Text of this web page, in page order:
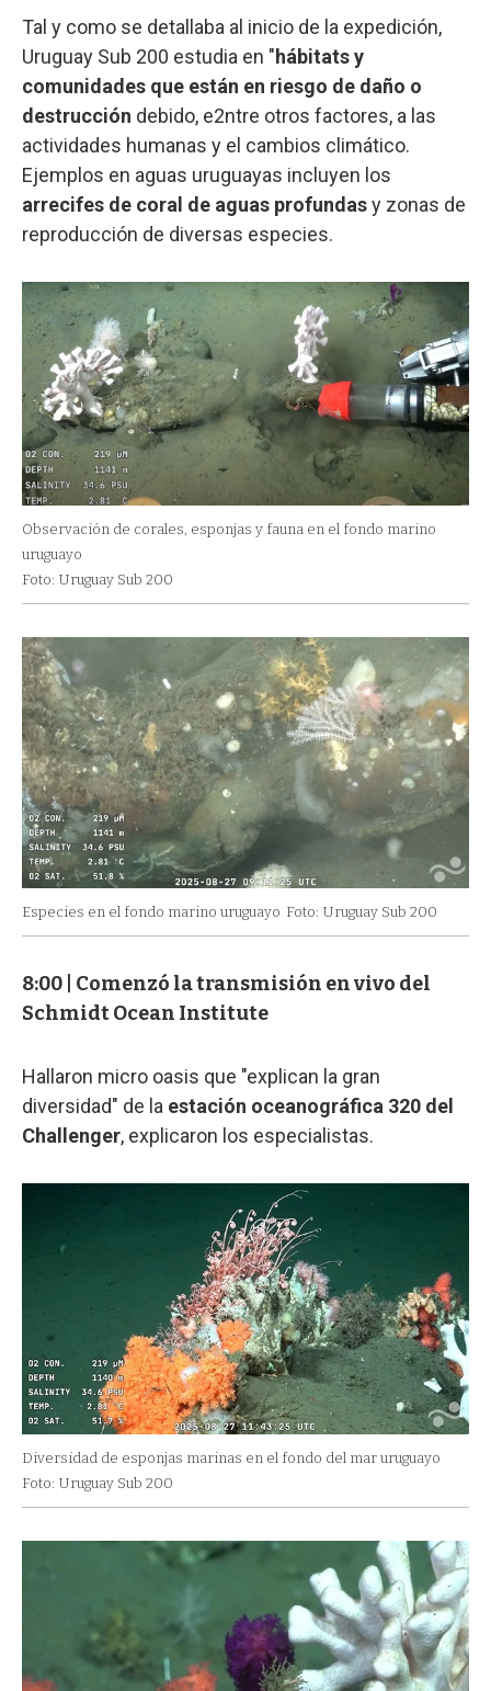
Tal y como se detallaba al inicio de la expedición,
Uruguay Sub 200 estudia en "hábitats y
comunidades que están en riesgo de daño o
destrucción debido, e2ntre otros factores, a las
actividades humanas y el cambios climático.
Ejemplos en aguas uruguayas incluyen los
arrecifes de coral de aguas profundasy zonas de
reproducción de diversas especies.
Observación de corales, esponjas y fauna en el fondo marino
uruguayo
Foto: Uruguay Sub 200
Especies en el fondo marino uruguayo Foto: Uruguay Sub 200
8:00 | Comenzó la transmisión en vivo del
Schmidt Ocean Institute
Hallaron micro oasis que "explican la gran
diversidad" de la estación oceanográfica 320 del
Challenger, explicaron los especialistas.
Diversidad de esponjas marinas en el fondo del mar uruguayo
Foto: Uruguay Sub 200